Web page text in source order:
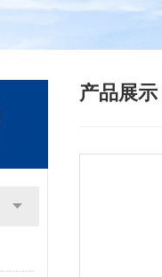
产品展示